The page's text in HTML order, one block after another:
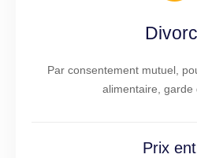
Par consentement mutuel,
alimentaire, garde
Prix